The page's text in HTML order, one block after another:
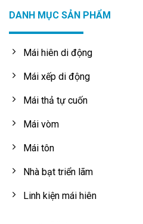
DANH MỤC SẢN PHẨM
Mái hiên di động
Mái xếp di động
Mái thả tự cuốn
Mái vòm
Mái tôn
Nhà bạt triển lãm
Linh kiện mái hiên